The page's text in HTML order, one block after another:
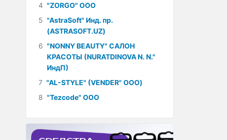
4 "ZORGO" ООО
5 "AstraSoft" Инд. пр.
(ASTRASOFT.UZ)
6 "NONNY BEAUTY" САЛОН
КРАСОТЫ (NURATDINOVA N. N."
ИндП)
7 "AL-STYLE" (VENDER" ООО)
8 "Tezcode" ООО